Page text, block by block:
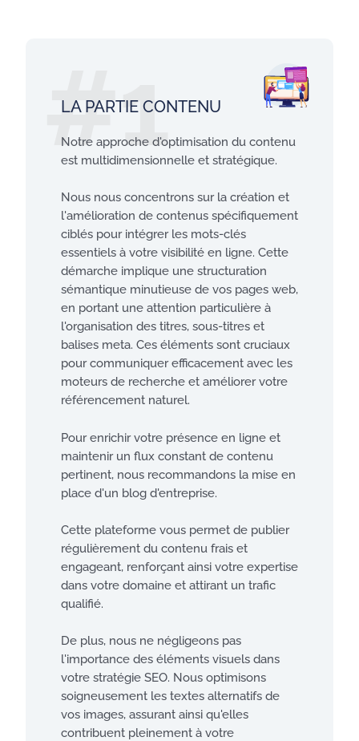
LA PARTIE CONTENU
Notre approche d'optimisation du contenu
est multidimensionnelle et stratégique.
Nous nous concentrons sur la création et
l'amélioration de contenus spécifiquement
ciblés pour intégrer les mots-clés
essentiels à votre visibilité en ligne. Cette
démarche implique une structuration
sémantique minutieuse de vos pages web,
en portant une attention particulière à
l'organisation des titres, sous-titres et
balises meta. Ces éléments sont cruciaux
pour communiquer efficacement avec les
moteurs de recherche et améliorer votre
référencement naturel.
Pour enrichir votre présence en ligne et
maintenir un flux constant de contenu
pertinent, nous recommandons la mise en
place d'un blog d'entreprise.
Cette plateforme vous permet de publier
régulièrement du contenu frais et
engageant, renforçant ainsi votre expertise
dans votre domaine et attirant un trafic
qualifié.
De plus, nous ne négligeons pas
l'importance des éléments visuels dans
votre stratégie SEO. Nous optimisons
soigneusement les textes alternatifs de
vos images, assurant ainsi qu'elles
contribuent pleinement à votre
#1